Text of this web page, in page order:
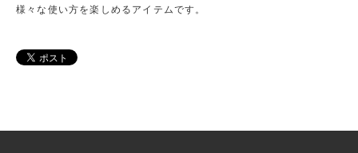
様々な使い方を楽しめるアイテムです。